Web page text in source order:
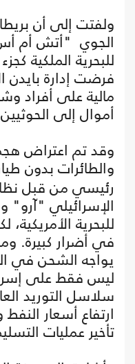
ولفتت إلى أن
للبحرية الملكية
فرضت إدارة
مالية على أفراد
أموال إلى
وقد تم اعتراض
والطائرات بدون
رئيسي من قبل
الإسرائيلي "آرو"
للبحرية
في أضرار كبيرة.
يواجه الشحن في
ليس فقط على
سلاسل التوريد
ارتفاع أسعار
تأخير عمليات